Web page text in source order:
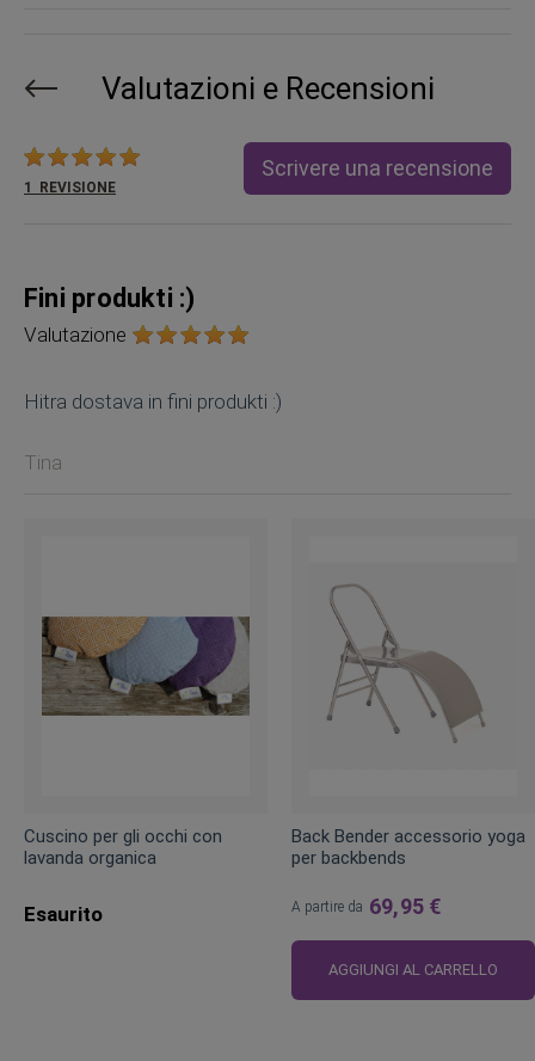
Valutazioni e Recensioni
Valutazione:
1 REVISIONE
Scrivere una recensione
Fini produkti :)
Valutazione
Hitra dostava in fini produkti :)
Tina
Cuscino per gli occhi con
lavanda organica
Esaurito
Back Bender accessorio yoga
per backbends
A partire da 69,95 €
AGGIUNGI AL CARRELLO